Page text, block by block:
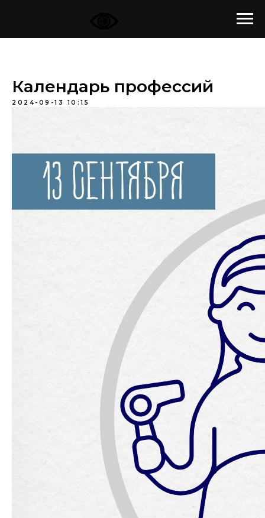
Календарь профессий
2024-09-13 10:15